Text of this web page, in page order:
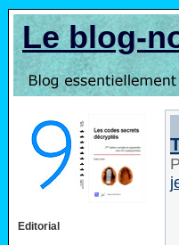
Le blog-
Editorial